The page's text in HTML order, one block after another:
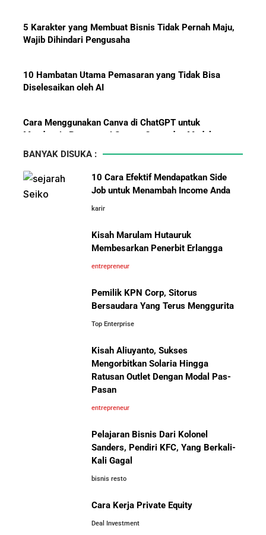
Bisnis-Bisnis dan Pendapatan
Menaklukkan Eropa
Perusahaan Indonesia Skala
Besar
Perbandingan Gaji Tahunan:
Jepang, Malaysia, dan Arab Saudi
5 Karakter yang Membuat Bisnis Tidak Pernah Maju,
Wajib Dihindari Pengusaha
10 Hambatan Utama Pemasaran yang Tidak Bisa
Diselesaikan oleh AI
Cara Menggunakan Canva di ChatGPT untuk
Mendesain Presentasi Secara Cepat dan Mudah
5 Pelajaran Hidup dari Pendiri Traveloka untuk Anak
Muda yang Ingin Sukses
Menjadi Pengusaha dan Mengubah Hidup Anda
Panduan Lengkap Membangun Pasar Ekspor: Cara
5 Pengusaha Pribumi Tersukses Dalam Bisnis
Lima Salesman Dunia yang Menjadi Miliarder Sukses
Kisah Sukses Metrodata Electronics: Raja Bisnis TI
Yang Berawal Dari Distributor Sederhana
Kisah Wardah Group: Dari Usaha Rumahan Jadi
Pemimpin Industri Kecantikan Nasional
Asal-Usul Kekayaan Erick Thohir dan Boy Thohir
Kisah Sukses Todd Boehly: Cucu Pekerja Pabrik yang
Membawa Chelsea FC Juara Dunia
BANYAK DISUKA :
10 Cara Efektif Mendapatkan Side
Job untuk Menambah Income Anda
karir
Kisah Marulam Hutauruk
Membesarkan Penerbit Erlangga
entrepreneur
Pemilik KPN Corp, Sitorus
Bersaudara Yang Terus Menggurita
Top Enterprise
Kisah Aliuyanto, Sukses
Mengorbitkan Solaria Hingga
Ratusan Outlet Dengan Modal Pas-
Pasan
entrepreneur
Pelajaran Bisnis Dari Kolonel
Sanders, Pendiri KFC, Yang Berkali-
Kali Gagal
bisnis resto
Cara Kerja Private Equity
Deal Investment